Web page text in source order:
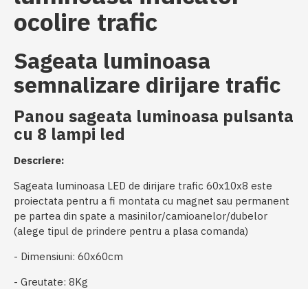
ocolire trafic
Sageata luminoasa
semnalizare dirijare trafic
Panou sageata luminoasa pulsanta
cu 8 lampi led
Descriere:
Sageata luminoasa LED de dirijare trafic 60x10x8 este
proiectata pentru a fi montata cu magnet sau permanent
pe partea din spate a masinilor/camioanelor/dubelor
(alege tipul de prindere pentru a plasa comanda)
- Dimensiuni: 60x60cm
- Greutate: 8Kg